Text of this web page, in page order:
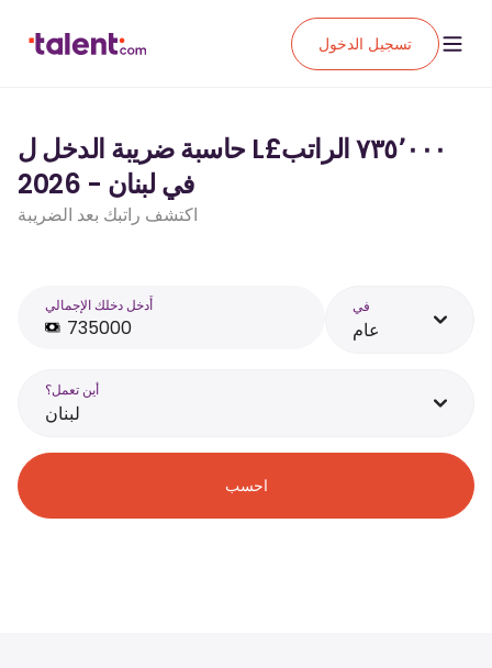
تسجيل الدخول
حاسبة ضريبة الدخل ل L£‏٧٣٥٬٠٠٠ الراتب
في لبنان - 2026
اكتشف راتبك بعد الضريبة
أَدخل دخلك الإجمالي في
عام
أين تعمل؟
لبنان
احسب